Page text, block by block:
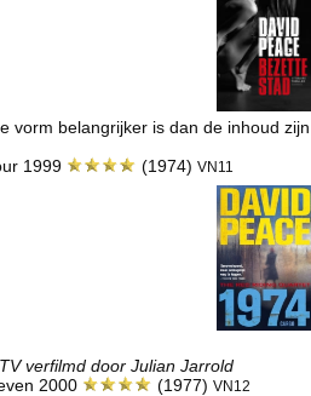
vorm belangrijker is dan de inhoud
1999 (1974) VN11
verfilmd door Julian Jarrold
2000 (1977) VN12